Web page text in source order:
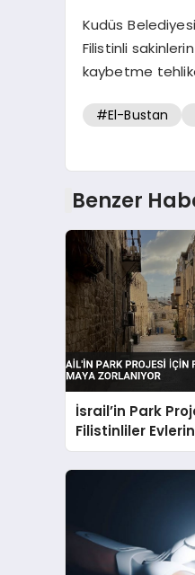
Kudüs
Filistinli
kaybetme
#El-Bustan
Benzer
İsrail’in Park
Filistinliler
Zorlanıyor